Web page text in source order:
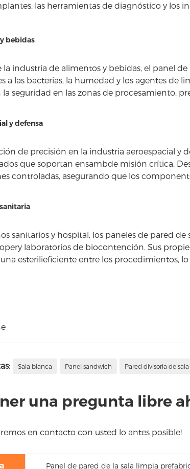
las herramientas de diagnóstico y los
bebidas
la industria de alimentos y bebidas, el panel
a las bacterias, la humedad y los agentes de
seguridad en las zonas de procesamiento,
y defensa
de precisión en la industria aeroespacial y
que soportan ensambde misión crítica.
controladas, asegurando que los
sanitarios y hospital, los paneles de pared
laboratorios de biocontención. Sus
esterilieficiente entre los procedimientos,
Sala blanca Panel sandwich Pared divisoria de
una pregunta libre
en contacto con usted lo antes posible!
Panel de pared de la sala limpia